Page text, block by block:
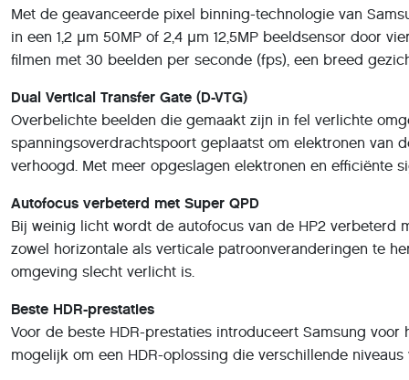
Met de geavanceerde pixel binning-technologie van
in een 1,2 μm 50MP of 2,4 μm 12,5MP beeldsensor door
filmen met 30 beelden per seconde (fps), een breed
Dual Vertical Transfer Gate (D-VTG)
Overbelichte beelden die gemaakt zijn in fel verlichte
spanningsoverdrachtspoort geplaatst om elektronen van
verhoogd. Met meer opgeslagen elektronen en efficiënte
Autofocus verbeterd met Super QPD
Bij weinig licht wordt de autofocus van de HP2 verbeterd
zowel horizontale als verticale patroonveranderingen te
omgeving slecht verlicht is.
Beste HDR-prestaties
Voor de beste HDR-prestaties introduceert Samsung
mogelijk om een HDR-oplossing die verschillende